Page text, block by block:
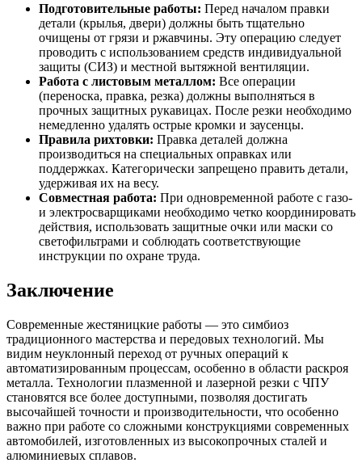
Подготовительные работы: Перед началом правки
детали (крылья, двери) должны быть тщательно
очищены от грязи и ржавчины. Эту операцию следует
проводить с использованием средств индивидуальной
защиты (СИЗ) и местной вытяжной вентиляции.
Работа с листовым металлом: Все операции
(переноска, правка, резка) должны выполняться в
прочных защитных рукавицах. После резки необходимо
немедленно удалять острые кромки и заусенцы.
Правила рихтовки: Правка деталей должна
производиться на специальных оправках или
поддержках. Категорически запрещено править детали,
удерживая их на весу.
Совместная работа: При одновременной работе с газо-
и электросварщиками необходимо четко координировать
действия, использовать защитные очки или маски со
светофильтрами и соблюдать соответствующие
инструкции по охране труда.
Заключение
Современные жестяницкие работы — это симбиоз
традиционного мастерства и передовых технологий. Мы
видим неуклонный переход от ручных операций к
автоматизированным процессам, особенно в области раскроя
металла. Технологии плазменной и лазерной резки с ЧПУ
становятся все более доступными, позволяя достигать
высочайшей точности и производительности, что особенно
важно при работе со сложными конструкциями современных
автомобилей, изготовленных из высокопрочных сталей и
алюминиевых сплавов.